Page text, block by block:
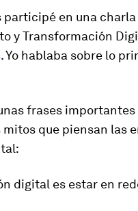
participé en una
y Transformación
. Yo hablaba sobre lo
frases
que piensan las
digital es estar en